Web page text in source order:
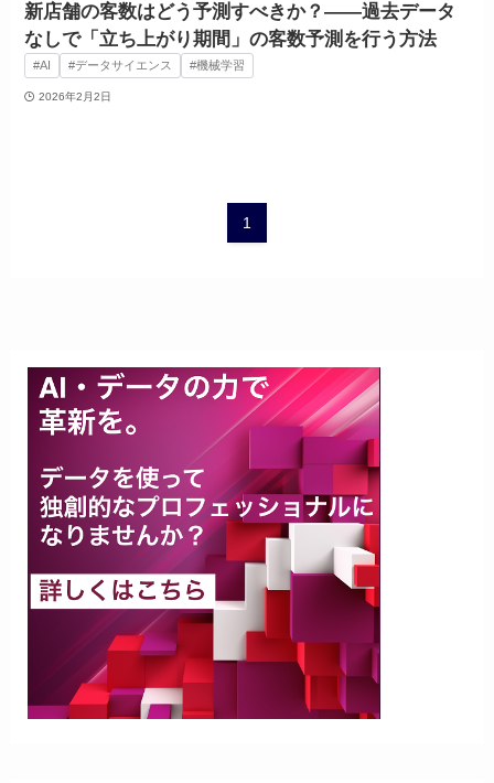
新店舗の客数はどう予測すべきか？——過去データ
なしで「立ち上がり期間」の客数予測を行う方法
#AI #データサイエンス #機械学習
2026年2月2日
1